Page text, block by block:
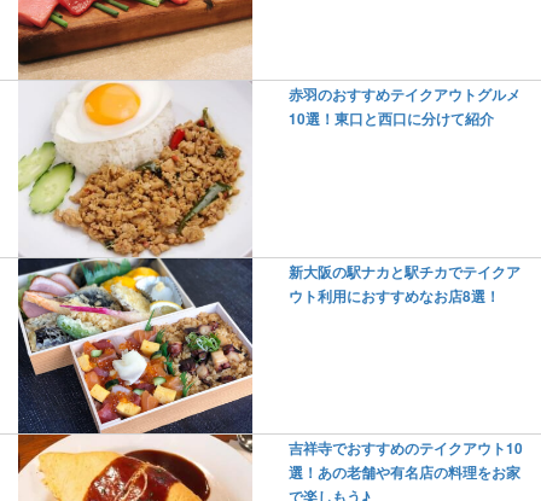
赤羽のおすすめテイクアウトグルメ
10選！東口と西口に分けて紹介
新大阪の駅ナカと駅チカでテイクア
ウト利用におすすめなお店8選！
吉祥寺でおすすめのテイクアウト10
選！あの老舗や有名店の料理をお家
で楽しもう♪